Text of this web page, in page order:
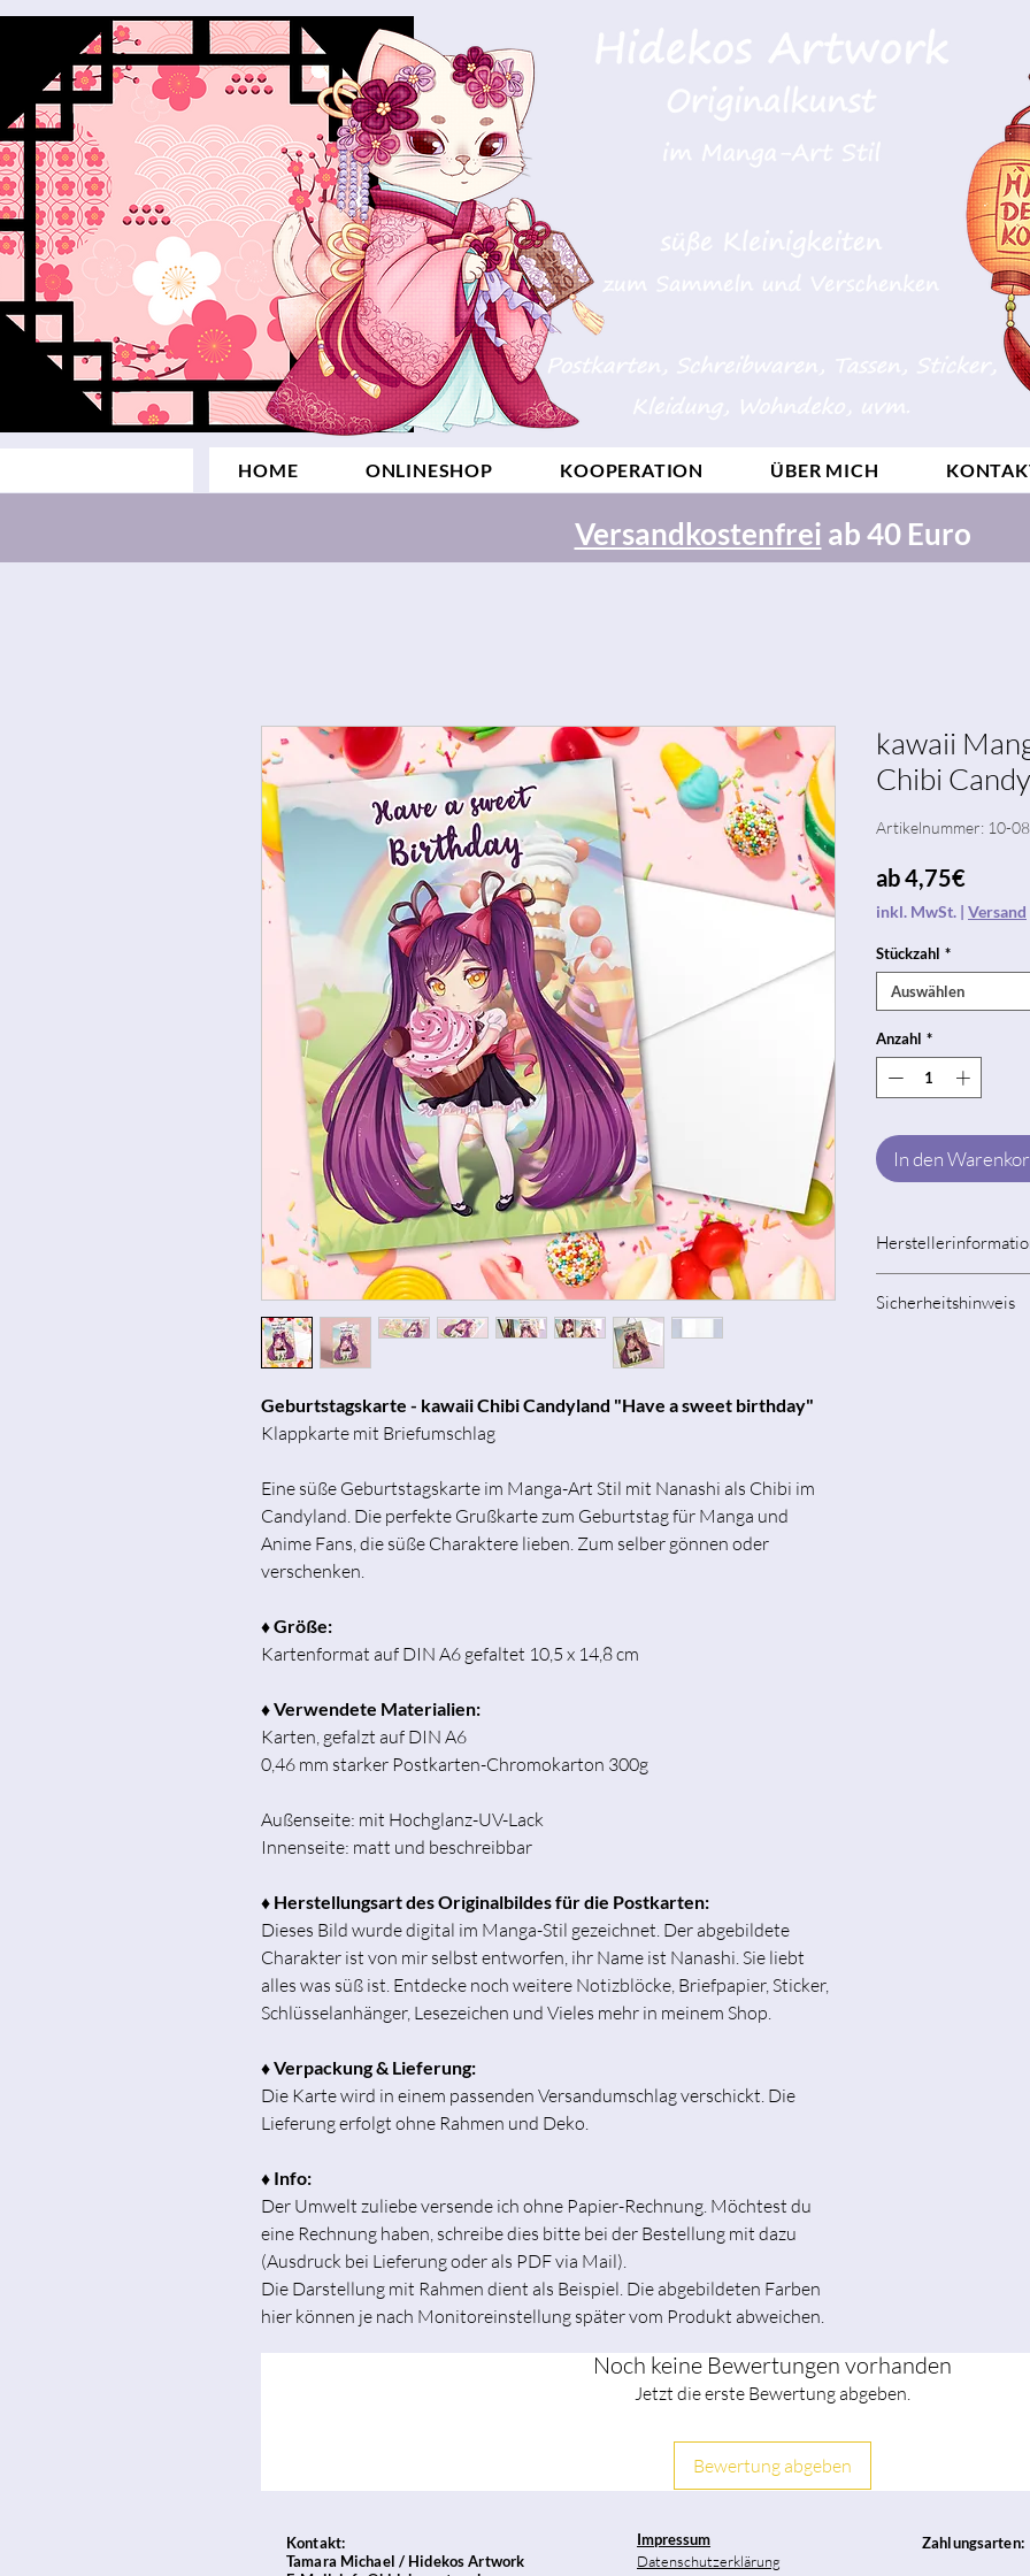
HOME ONLINESHOP KOOPERATION ÜBER MICH
Versandkostenfrei ab 40 Euro
Geburtstagskarte - kawaii Chibi Candyland "Have a sweet birthday"
Klappkarte mit Briefumschlag
Eine süße Geburtstagskarte im Manga-Art Stil mit Nanashi als Chibi im
Candyland. Die perfekte Grußkarte zum Geburtstag für Manga und
Anime Fans, die süße Charaktere lieben. Zum selber gönnen oder
verschenken.
♦ Größe:
Kartenformat auf DIN A6 gefaltet 10,5 x 14,8 cm
♦ Verwendete Materialien:
Karten, gefalzt auf DIN A6
0,46 mm starker Postkarten-Chromokarton 300g
Außenseite: mit Hochglanz-UV-Lack
Innenseite: matt und beschreibbar
♦ Herstellungsart des Originalbildes für die Postkarten:
Dieses Bild wurde digital im Manga-Stil gezeichnet. Der abgebildete
Charakter ist von mir selbst entworfen, ihr Name ist Nanashi. Sie liebt
alles was süß ist. Entdecke noch weitere Notizblöcke, Briefpapier, Sticker,
Schlüsselanhänger, Lesezeichen und Vieles mehr in meinem Shop.
♦ Verpackung & Lieferung:
Die Karte wird in einem passenden Versandumschlag verschickt. Die
Lieferung erfolgt ohne Rahmen und Deko.
♦ Info:
Der Umwelt zuliebe versende ich ohne Papier-Rechnung. Möchtest du
eine Rechnung haben, schreibe dies bitte bei der Bestellung mit dazu
(Ausdruck bei Lieferung oder als PDF via Mail).
Die Darstellung mit Rahmen dient als Beispiel. Die abgebildeten Farben
hier können je nach Monitoreinstellung später vom Produkt abweichen.
kawaii
Chibi
Artikelnummer: 10-
ab4,75€Sale-
Preis
inkl. MwSt. | Versand
Stückzahl *
Auswählen
Anzahl *
In den
Jetelle 11, 37115
Sicherheitshinweis
Noch keine Bewertungen vorhanden
Jetzt die erste Bewertung abgeben.
Bewertung abgeben
Kontakt:
Tamara Michael / Hidekos Artwork
Impressum
Datenschutzerklärung
Zahlungsarten: